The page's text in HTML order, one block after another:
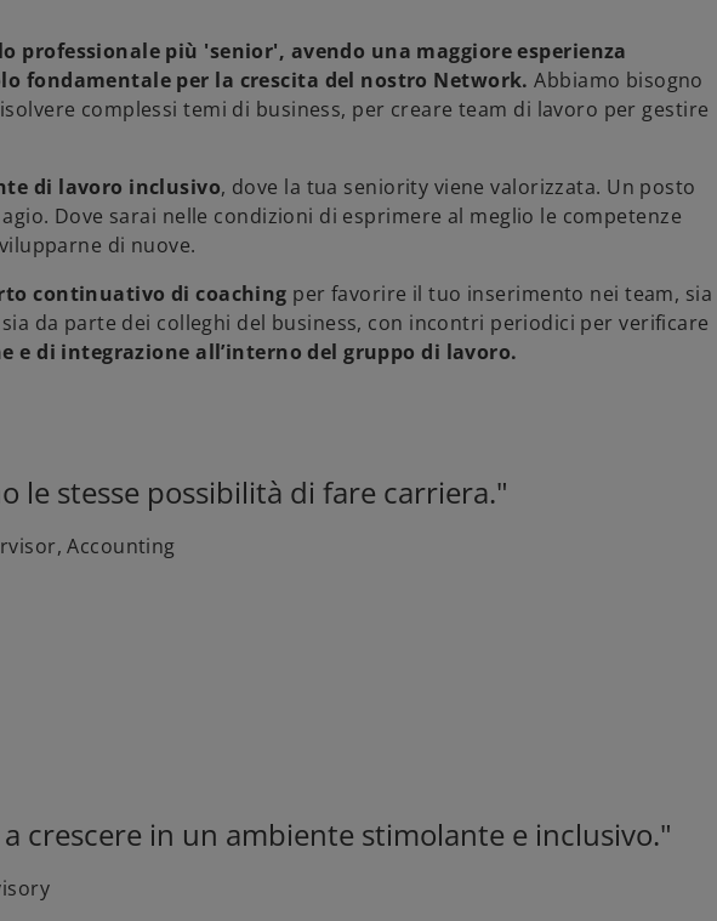
professionale più 'senior', avendo una maggiore esperienza
fondamentale per la crescita del nostro Network. Abbiamo bisogno
complessi temi di business, per creare team di lavoro per gestire
di lavoro inclusivo, dove la tua seniority viene valorizzata. Un posto
Dove sarai nelle condizioni di esprimere al meglio le competenze
di nuove.
continuativo di coaching per favorire il tuo inserimento nei team, sia
da parte dei colleghi del business, con incontri periodici per verificare
e di integrazione all’interno del gruppo di lavoro.
le stesse possibilità di fare carriera."
Accounting
crescere in un ambiente stimolante e inclusivo."